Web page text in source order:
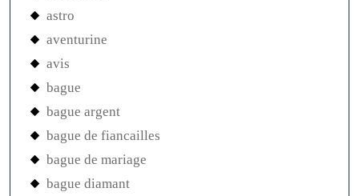
astro
aventurine
avis
bague
bague argent
bague de fiancailles
bague de mariage
bague diamant